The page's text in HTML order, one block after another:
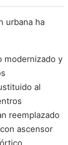
urbana ha
modernizado y
al
reemplazado
ascensor